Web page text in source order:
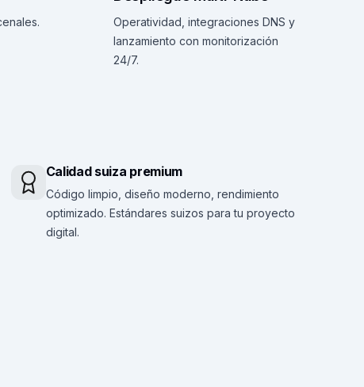
Operatividad, integraciones DNS y
lanzamiento con monitorización
24/7.
Calidad suiza premium
Código limpio, diseño moderno, rendimiento
optimizado. Estándares suizos para tu proyecto
digital.